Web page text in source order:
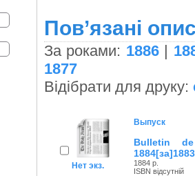
Пов’язані
За роками: 1886|
1877
Відібрати для друку:
Нет экз.
Выпуск
Bulletin
1884 р.
ISBN відсутній